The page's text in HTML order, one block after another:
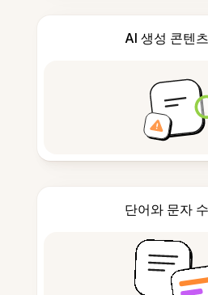
AI 생성 콘텐
단어와 문자